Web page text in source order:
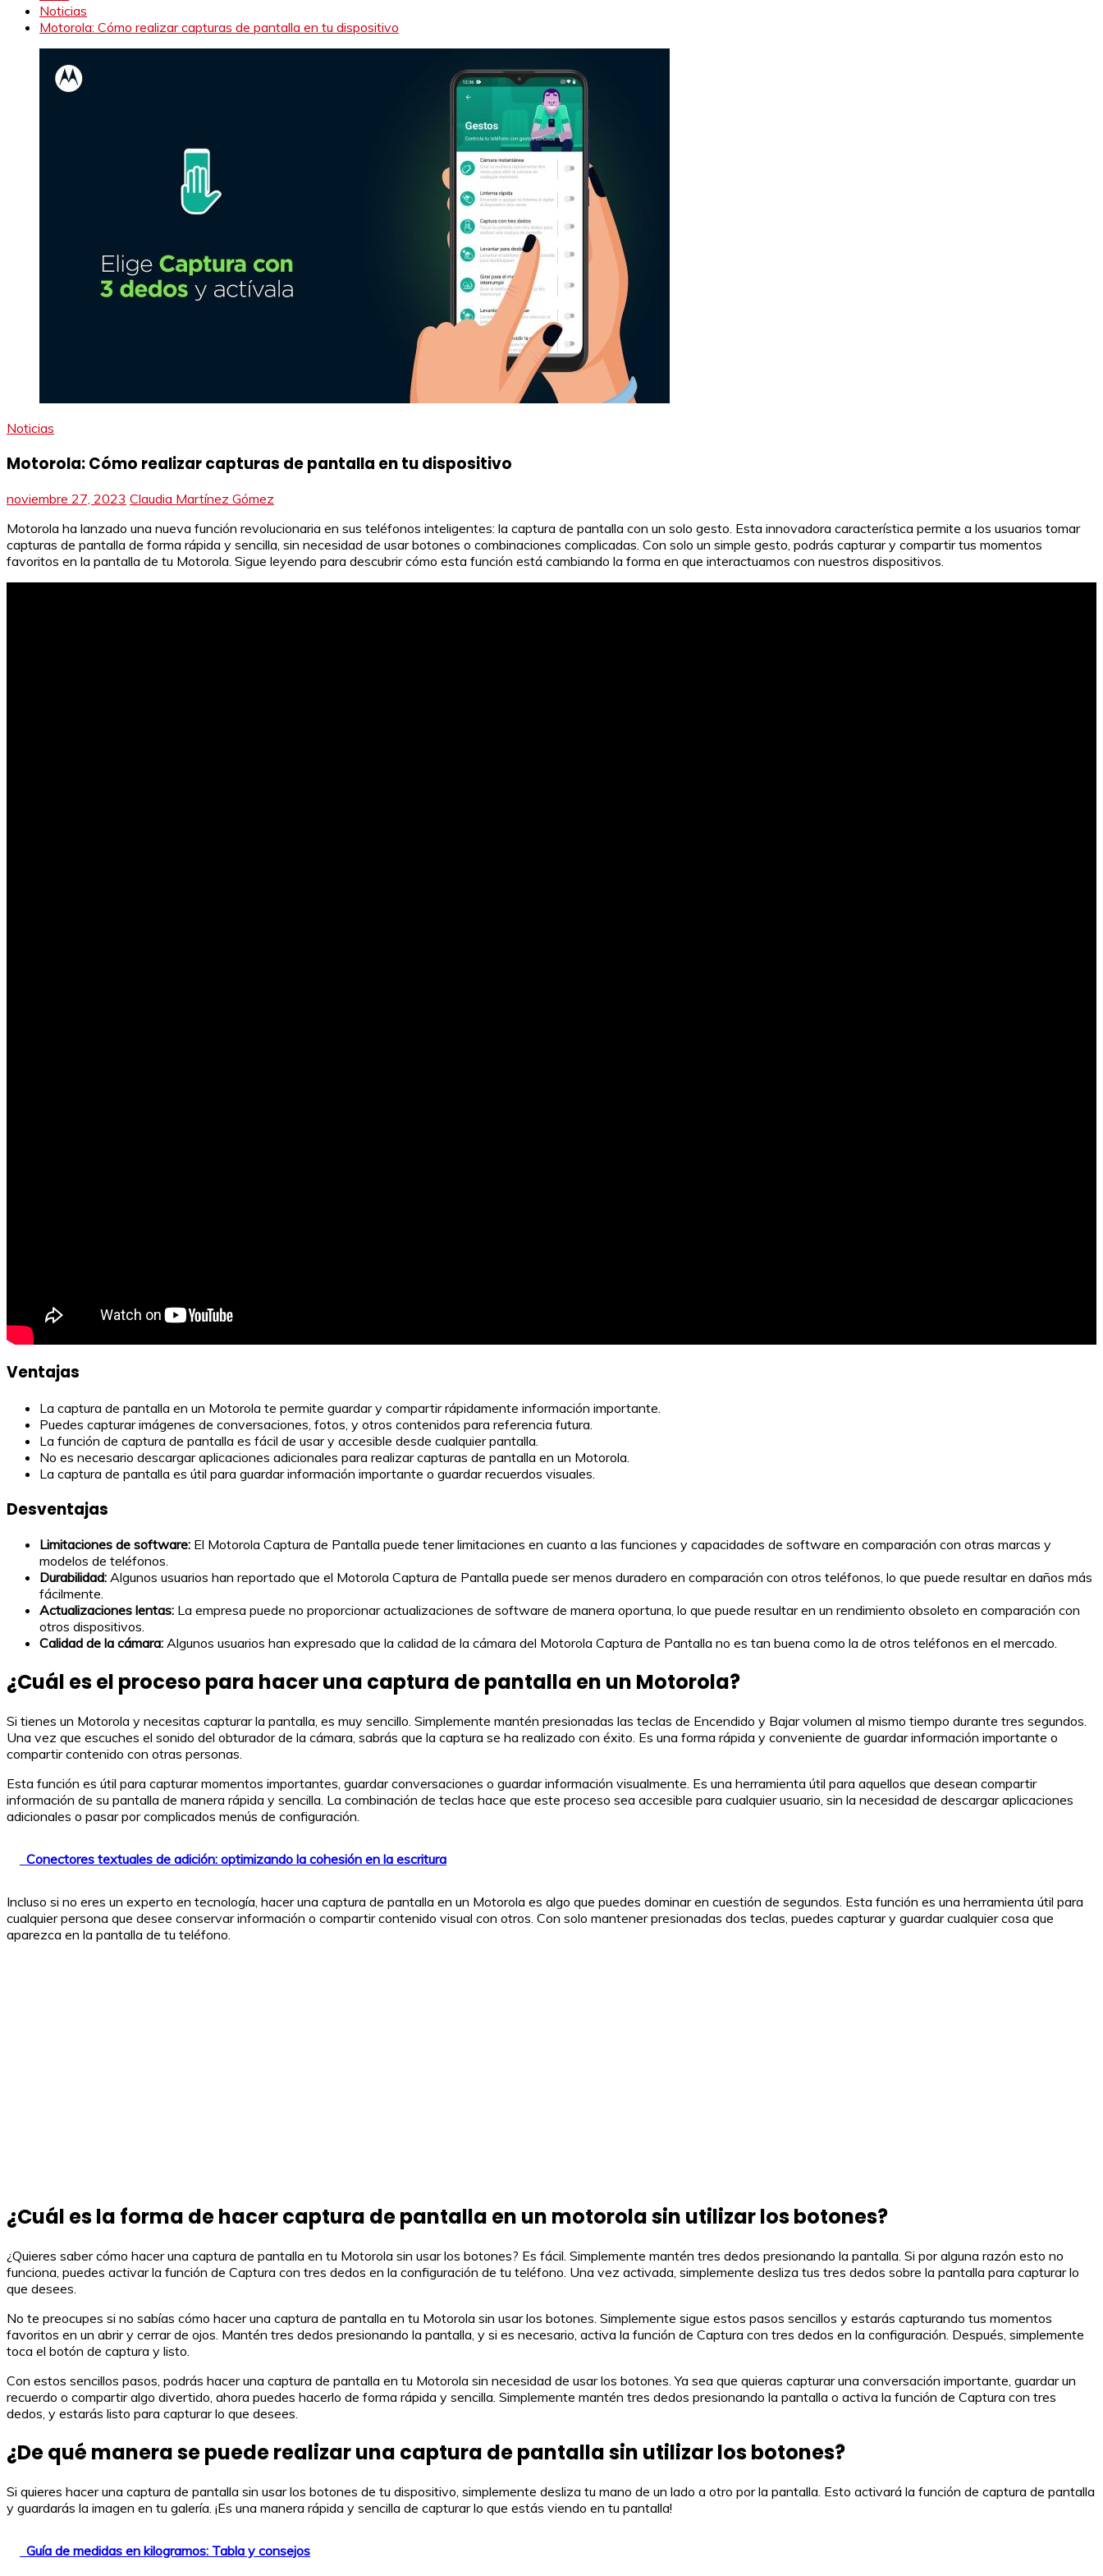
Noticias
Motorola: Cómo realizar capturas de pantalla en tu dispositivo
Noticias
Motorola: Cómo realizar capturas de pantalla en tu dispositivo
noviembre 27, 2023 Claudia Martínez Gómez
Motorola ha lanzado una nueva función revolucionaria en sus teléfonos inteligentes: la captura de pantalla con un solo gesto. Esta innovadora característica permite a los usuarios tomar
capturas de pantalla de forma rápida y sencilla, sin necesidad de usar botones o combinaciones complicadas. Con solo un simple gesto, podrás capturar y compartir tus momentos
favoritos en la pantalla de tu Motorola. Sigue leyendo para descubrir cómo esta función está cambiando la forma en que interactuamos con nuestros dispositivos.
Ventajas
La captura de pantalla en un Motorola te permite guardar y compartir rápidamente información importante.
Puedes capturar imágenes de conversaciones, fotos, y otros contenidos para referencia futura.
La función de captura de pantalla es fácil de usar y accesible desde cualquier pantalla.
No es necesario descargar aplicaciones adicionales para realizar capturas de pantalla en un Motorola.
La captura de pantalla es útil para guardar información importante o guardar recuerdos visuales.
Desventajas
Limitaciones de software: El Motorola Captura de Pantalla puede tener limitaciones en cuanto a las funciones y capacidades de software en comparación con otras marcas y
modelos de teléfonos.
Durabilidad: Algunos usuarios han reportado que el Motorola Captura de Pantalla puede ser menos duradero en comparación con otros teléfonos, lo que puede resultar en daños más
fácilmente.
Actualizaciones lentas: La empresa puede no proporcionar actualizaciones de software de manera oportuna, lo que puede resultar en un rendimiento obsoleto en comparación con
otros dispositivos.
Calidad de la cámara: Algunos usuarios han expresado que la calidad de la cámara del Motorola Captura de Pantalla no es tan buena como la de otros teléfonos en el mercado.
¿Cuál es el proceso para hacer una captura de pantalla en un Motorola?
Si tienes un Motorola y necesitas capturar la pantalla, es muy sencillo. Simplemente mantén presionadas las teclas de Encendido y Bajar volumen al mismo tiempo durante tres segundos.
Una vez que escuches el sonido del obturador de la cámara, sabrás que la captura se ha realizado con éxito. Es una forma rápida y conveniente de guardar información importante o
compartir contenido con otras personas.
Esta función es útil para capturar momentos importantes, guardar conversaciones o guardar información visualmente. Es una herramienta útil para aquellos que desean compartir
información de su pantalla de manera rápida y sencilla. La combinación de teclas hace que este proceso sea accesible para cualquier usuario, sin la necesidad de descargar aplicaciones
adicionales o pasar por complicados menús de configuración.
Conectores textuales de adición: optimizando la cohesión en la escritura
Incluso si no eres un experto en tecnología, hacer una captura de pantalla en un Motorola es algo que puedes dominar en cuestión de segundos. Esta función es una herramienta útil para
cualquier persona que desee conservar información o compartir contenido visual con otros. Con solo mantener presionadas dos teclas, puedes capturar y guardar cualquier cosa que
aparezca en la pantalla de tu teléfono.
¿Cuál es la forma de hacer captura de pantalla en un motorola sin utilizar los botones?
¿Quieres saber cómo hacer una captura de pantalla en tu Motorola sin usar los botones? Es fácil. Simplemente mantén tres dedos presionando la pantalla. Si por alguna razón esto no
funciona, puedes activar la función de Captura con tres dedos en la configuración de tu teléfono. Una vez activada, simplemente desliza tus tres dedos sobre la pantalla para capturar lo
que desees.
No te preocupes si no sabías cómo hacer una captura de pantalla en tu Motorola sin usar los botones. Simplemente sigue estos pasos sencillos y estarás capturando tus momentos
favoritos en un abrir y cerrar de ojos. Mantén tres dedos presionando la pantalla, y si es necesario, activa la función de Captura con tres dedos en la configuración. Después, simplemente
toca el botón de captura y listo.
Con estos sencillos pasos, podrás hacer una captura de pantalla en tu Motorola sin necesidad de usar los botones. Ya sea que quieras capturar una conversación importante, guardar un
recuerdo o compartir algo divertido, ahora puedes hacerlo de forma rápida y sencilla. Simplemente mantén tres dedos presionando la pantalla o activa la función de Captura con tres
dedos, y estarás listo para capturar lo que desees.
¿De qué manera se puede realizar una captura de pantalla sin utilizar los botones?
Si quieres hacer una captura de pantalla sin usar los botones de tu dispositivo, simplemente desliza tu mano de un lado a otro por la pantalla. Esto activará la función de captura de pantalla
y guardarás la imagen en tu galería. ¡Es una manera rápida y sencilla de capturar lo que estás viendo en tu pantalla!
Guía de medidas en kilogramos: Tabla y consejos